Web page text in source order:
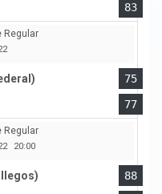
83
Regular
75
77
Regular
20:00
88